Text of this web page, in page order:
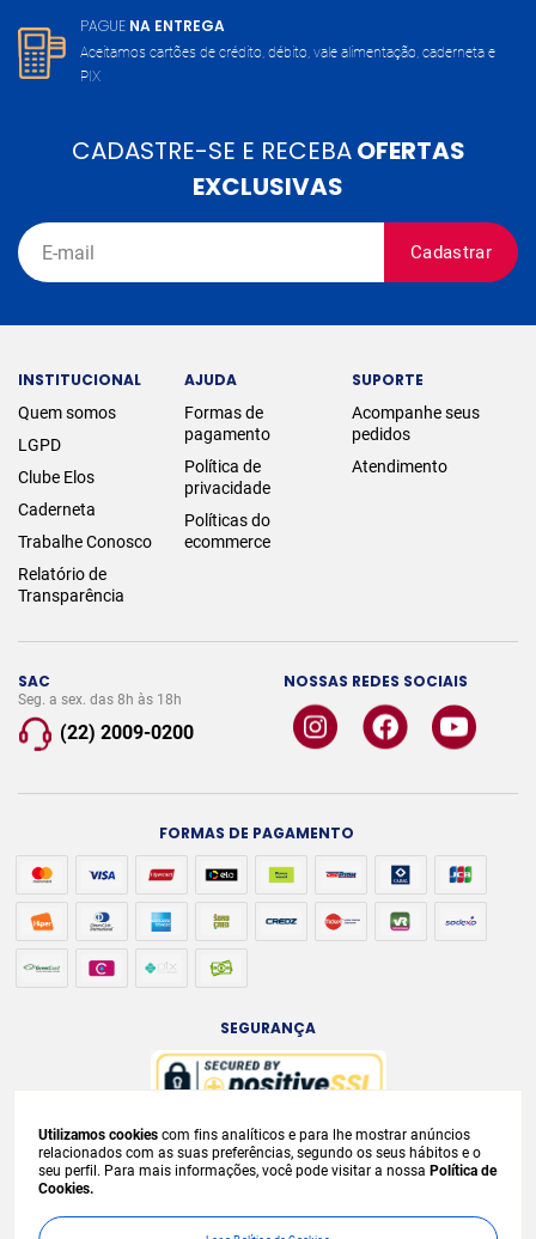
PAGUE NA ENTREGA
Aceitamos cartões de crédito, débito, vale alimentação, caderneta e
PIX
CADASTRE-SE E RECEBAOFERTAS
EXCLUSIVAS
Cadastrar
SAC
Seg. a sex. das 8h às 18h
(22) 2009-0200
NOSSAS REDES SOCIAIS
INSTITUCIONAL
Quem somos
LGPD
Clube Elos
Caderneta
Trabalhe Conosco
Relatório de
Transparência
AJUDA
Formas de
pagamento
Política de
privacidade
Políticas do
ecommerce
SUPORTE
Acompanhe seus
pedidos
Atendimento
FORMAS DE PAGAMENTO
SEGURANÇA
A venda e o consumo de bebidas alcoólicas são proibidos para menores de
18 anos. Bebida Alcoólica pode causar dependência química e, em excesso,
provoca
condições exclusivas para internet e válidos durante o dia de hoje, podendo
Utilizamos cookies com fins analíticos e para lhe mostrar anúncios
relacionados com as suas preferências, segundo os seus hábitos e o
seu perfil. Para mais informações, você pode visitar a nossa Política de
Cookies.